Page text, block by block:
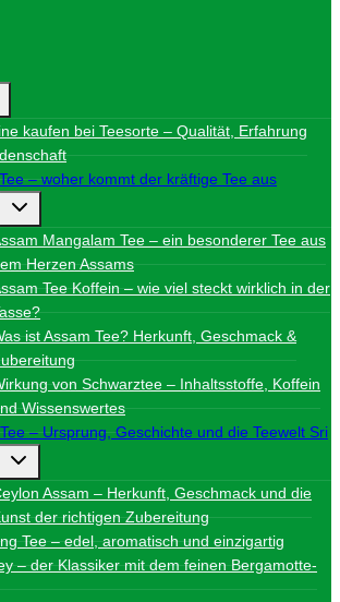
kaufen bei Teesorte – Qualität, Erfahrung
– woher kommt der kräftige Tee aus
Untermenü
umschalten
Mangalam Tee – ein besonderer Tee aus
Herzen Assams
Tee Koffein – wie viel steckt wirklich in der
ist Assam Tee? Herkunft, Geschmack &
von Schwarztee – Inhaltsstoffe, Koffein
Wissenswertes
– Ursprung, Geschichte und die Teewelt Sri
Untermenü
umschalten
Assam – Herkunft, Geschmack und die
der richtigen Zubereitung
Tee – edel, aromatisch und einzigartig
– der Klassiker mit dem feinen Bergamotte-